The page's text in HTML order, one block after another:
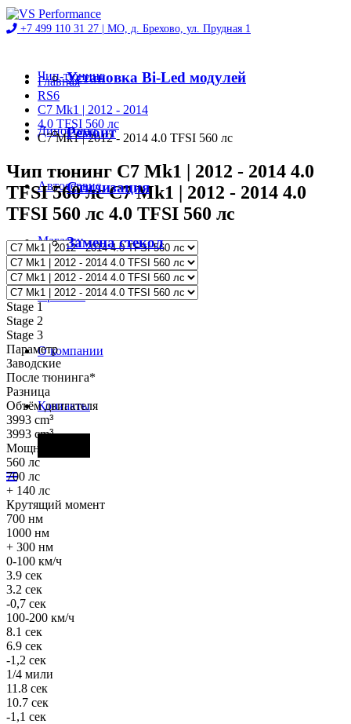
+7 499 110 31 27 | МО, д. Брехово, ул. Прудная 1
Чип-тюнинг
Диностенд
Автосервис
Магазин
Проекты
О компании
Контакты
Установка Bi-Led модулей
Ремонт
Стилизация
Замена стекол
Главная
RS6
C7 Mk1 | 2012 - 2014
4.0 TFSI 560 лс
C7 Mk1 | 2012 - 2014 4.0 TFSI 560 лс
Чип тюнинг C7 Mk1 | 2012 - 2014 4.0
TFSI 560 лс C7 Mk1 | 2012 - 2014 4.0
TFSI 560 лс 4.0 TFSI 560 лс
Stage 1
Stage 2
Stage 3
Параметр
Заводские
После тюнинга*
Разница
Объём двигателя
3993 cm³
3993 cm³
Мощность
560 лс
700 лс
+ 140 лс
Крутящий момент
700 нм
1000 нм
+ 300 нм
0-100 км/ч
3.9 сек
3.2 сек
-0,7 сек
100-200 км/ч
8.1 сек
6.9 сек
-1,2 сек
1/4 мили
11.8 сек
10.7 сек
-1,1 сек